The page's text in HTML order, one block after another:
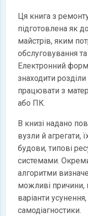
Ця книга з
підготовлена як
майстрів, яким
обслуговування
Електронний
знаходити
працювати з
або ПК.
В книзі надано
вузли й агрегати,
будови, типові
системами.
алгоритми
можливі причини,
варіанти
самодіагностики.